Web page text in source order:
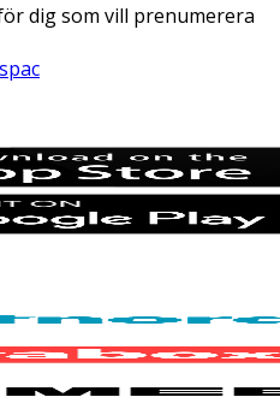
dig som vill prenumerera